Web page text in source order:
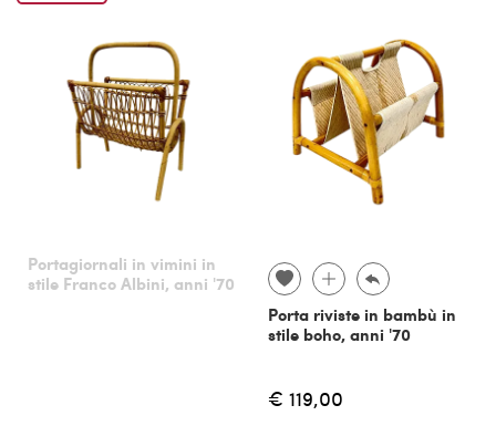
Portagiornali in vimini in
stile Franco Albini, anni '70
Porta riviste in bambù in
stile boho, anni '70
€ 119,00